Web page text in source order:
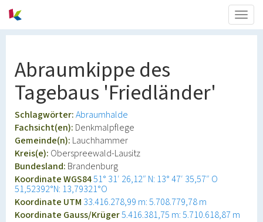
Abraumkippe des
Tagebaus 'Friedländer'
Schlagwörter:Abraumhalde
Fachsicht(en): Denkmalpflege
Gemeinde(n): Lauchhammer
Kreis(e): Oberspreewald-Lausitz
Bundesland: Brandenburg
Koordinate WGS8451° 31′ 26,12″ N: 13° 47′ 35,57″ O
51,52392°N: 13,79321°O
Koordinate UTM 33.416.278,99 m: 5.708.779,78 m
Koordinate Gauss/Krüger5.416.381,75 m: 5.710.618,87 m